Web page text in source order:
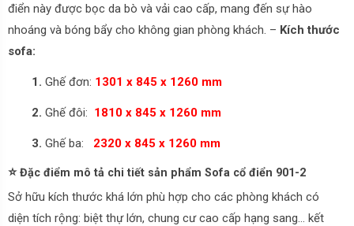
điển này được bọc da bò và vải cao cấp, mang đến sự hào
nhoáng và bóng bẩy cho không gian phòng khách. – Kích thước
sofa:
1. Ghế đơn: 1301 x 845 x 1260 mm
2. Ghế đôi: 1810 x 845 x 1260 mm
3. Ghế ba: 2320 x 845 x 1260 mm
⭐Đặc điểm mô tả chi tiết sản phẩm Sofa cổ điển 901-2
Sở hữu kích thước khá lớn phù hợp cho các phòng khách có
diện tích rộng: biệt thự lớn, chung cư cao cấp hạng sang… kết